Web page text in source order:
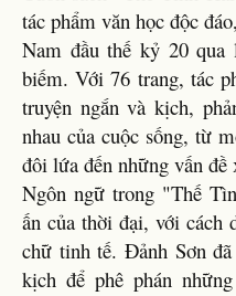
tác phẩm văn học độc
Nam đầu thế kỷ 20
biếm. Với 76 trang, tác
truyện ngắn và kịch,
nhau của cuộc sống, từ
đôi lứa đến những vấn
Ngôn ngữ trong "Thế
ấn của thời đại, với cách
chữ tinh tế. Đảnh Sơn
kịch để phê phán